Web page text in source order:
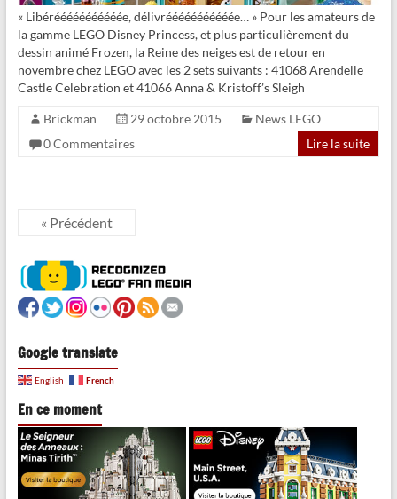
« Libérééééééééééée, délivrééééééééééée… » Pour les amateurs de
la gamme LEGO Disney Princess, et plus particulièrement du
dessin animé Frozen, la Reine des neiges est de retour en
novembre chez LEGO avec les 2 sets suivants : 41068 Arendelle
Castle Celebration et 41066 Anna & Kristoff’s Sleigh
Brickman 29 octobre 2015
News LEGO
0 Commentaires
Lire la suite
« Précédent
Google translate
English French
En ce moment